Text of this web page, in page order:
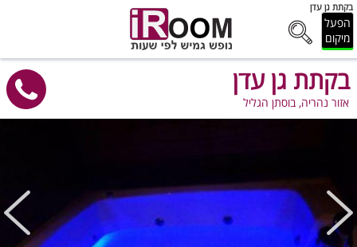
בקתת גן עדן
הפעל
מיקום
בקתת גן עדן
אזור נהריה, בוסתן הגליל